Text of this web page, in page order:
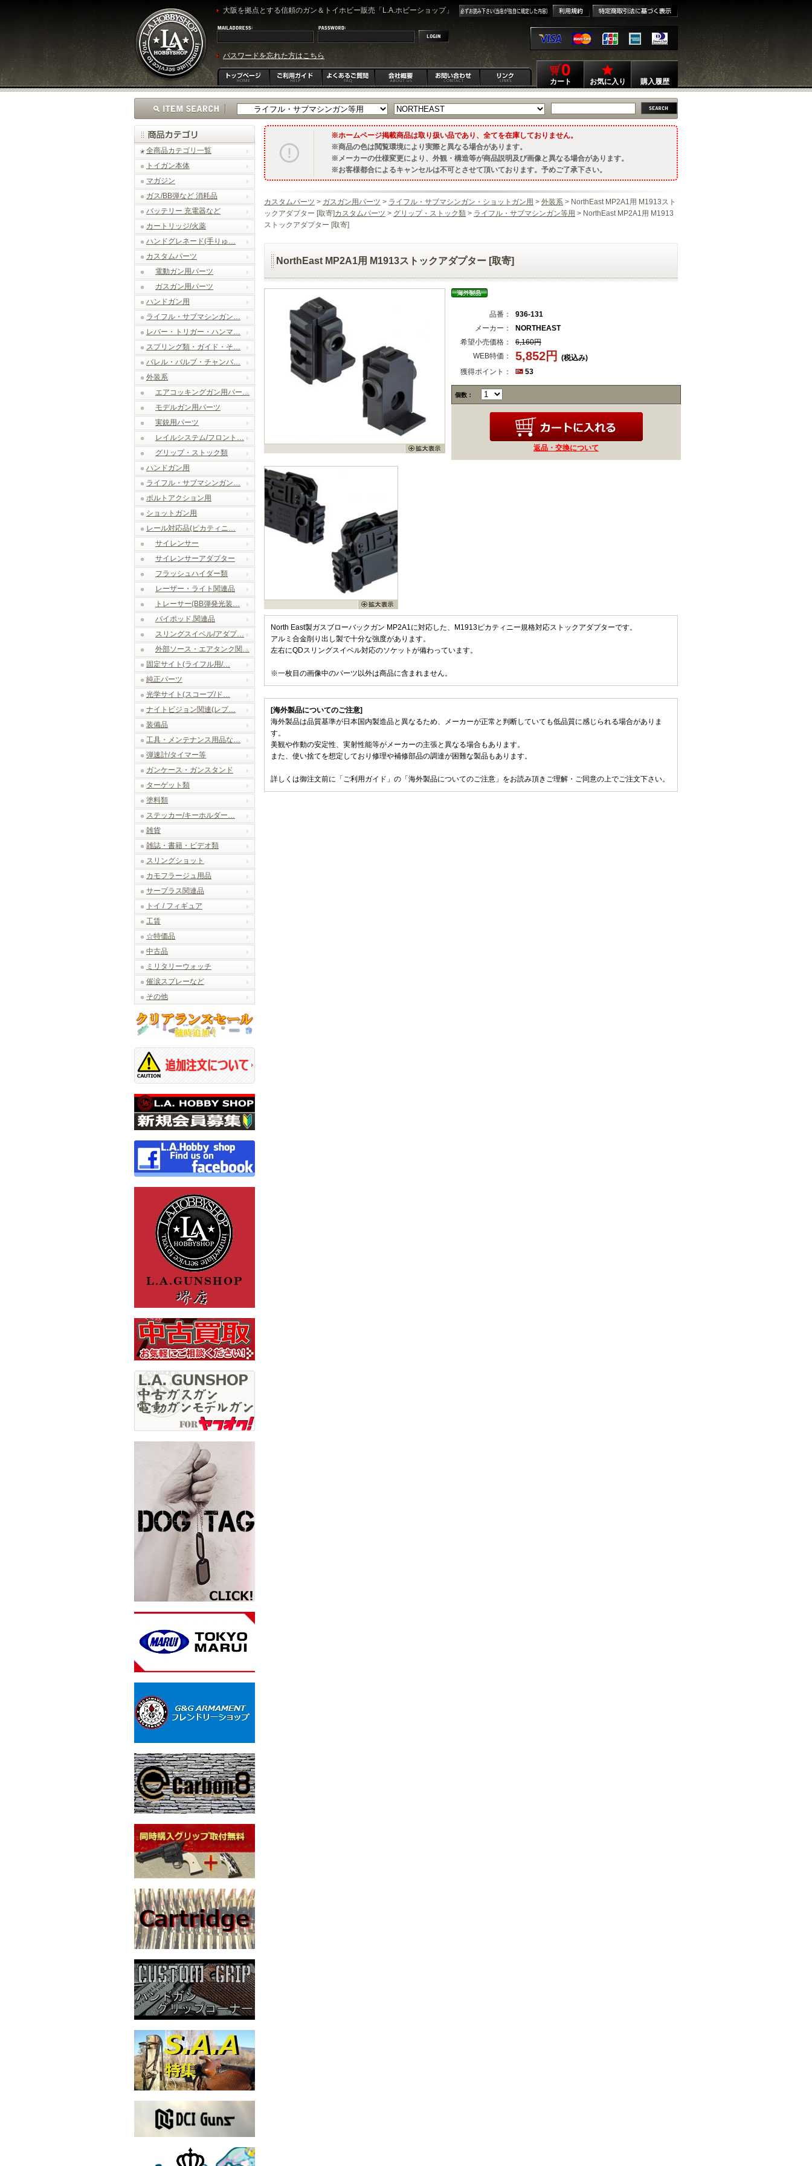
大阪を拠点とする信頼のガン＆トイホビー販売「L.A.ホビーショップ」
パスワードを忘れた方はこちら
0
カート お気に入り 購入履歴
全商品カテゴリ一覧
トイガン本体
マガジン
ガス/BB弾など 消耗品
バッテリー 充電器など
カートリッジ/火薬
ハンドグレネード(手りゅ…
カスタムパーツ
電動ガン用パーツ
ガスガン用パーツ
ハンドガン用
ライフル・サブマシンガン…
レバー・トリガー・ハンマ…
スプリング類・ガイド・そ…
バレル・バルブ・チャンバ…
外装系
エアコッキングガン用パー…
モデルガン用パーツ
実銃用パーツ
レイルシステム/フロント…
グリップ・ストック類
ハンドガン用
ライフル・サブマシンガン…
ボルトアクション用
ショットガン用
レール対応品(ピカティニ…
サイレンサー
サイレンサーアダプター
フラッシュハイダー類
レーザー・ライト関連品
トレーサー(BB弾発光装…
バイポッド.関連品
スリングスイベル/アダプ…
外部ソース・エアタンク関…
固定サイト(ライフル用/…
純正パーツ
光学サイト(スコープ/ド…
ナイトビジョン関連(レプ…
装備品
工具・メンテナンス用品な…
弾速計/タイマー等
ガンケース・ガンスタンド
ターゲット類
塗料類
ステッカー/キーホルダー…
雑貨
雑誌・書籍・ビデオ類
スリングショット
カモフラージュ用品
サープラス関連品
トイ / フィギュア
工賃
☆特価品
中古品
ミリタリーウォッチ
催涙スプレーなど
その他
ホームページ掲載商品は取り扱い品であり、全てを在庫しておりません。
商品の色は閲覧環境により実際と異なる場合があります。
メーカーの仕様変更により、外観・構造等が商品説明及び画像と異なる場合があります。
お客様都合によるキャンセルは不可とさせて頂いております。予めご了承下さい。
カスタムパーツ > ガスガン用パーツ > ライフル・サブマシンガン・ショットガン用 > 外装系 > NorthEast MP2A1用 M1913スト
ックアダプター [取寄]カスタムパーツ > グリップ・ストック類 > ライフル・サブマシンガン等用 > NorthEast MP2A1用 M1913
ストックアダプター [取寄]
NorthEast MP2A1用 M1913ストックアダプター [取寄]
品番：
936-131
メーカー：
NORTHEAST
希望小売価格：
6,160円
WEB特価：
5,852円
(税込み)
獲得ポイント：
53
個数：
返品・交換について
North East製ガスブローバックガン MP2A1に対応した、M1913ピカティニー規格対応ストックアダプターです。
アルミ合金削り出し製で十分な強度があります。
左右にQDスリングスイベル対応のソケットが備わっています。
※一枚目の画像中のパーツ以外は商品に含まれません。
[海外製品についてのご注意]
海外製品は品質基準が日本国内製造品と異なるため、メーカーが正常と判断していても低品質に感じられる場合がありま
す。
美観や作動の安定性、実射性能等がメーカーの主張と異なる場合もあります。
また、使い捨てを想定しており修理や補修部品の調達が困難な製品もあります。
詳しくは御注文前に「ご利用ガイド」の「海外製品についてのご注意」をお読み頂きご理解・ご同意の上でご注文下さい。